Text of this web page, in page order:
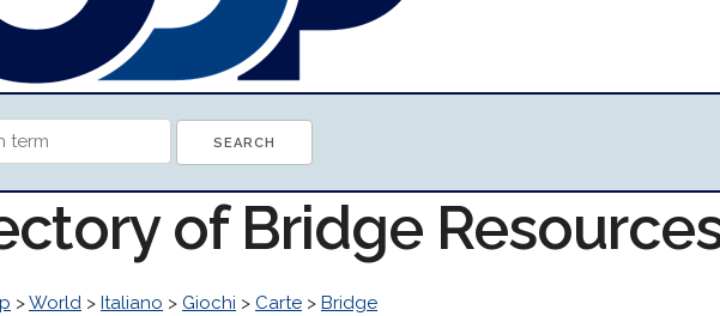
of Bridge
>World > Italiano > Giochi > Carte > Bridge